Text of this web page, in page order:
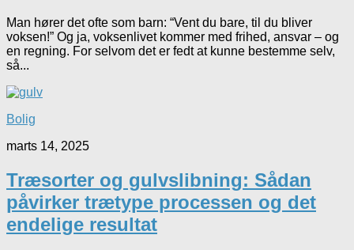
Man hører det ofte som barn: “Vent du bare, til du bliver
voksen!” Og ja, voksenlivet kommer med frihed, ansvar – og
en regning. For selvom det er fedt at kunne bestemme selv,
så...
Bolig
marts 14, 2025
Træsorter og gulvslibning: Sådan
påvirker trætype processen og det
endelige resultat